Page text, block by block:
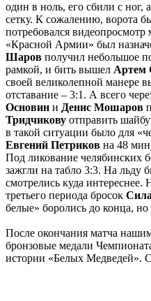
один в ноль, его сбили с ног,
сетку. К сожалению, ворота
потребовался видеопросмотр
«Красной Армии» был
Шаров получил небольшое
рамкой, и бить вышел Артем
своей великолепной манере
отставание – 3:1. А всего
Основин и Денис Мошаров
Тридчикову отправить
в такой ситуации было для
Евгений Петриков на 48
Под ликование челябинских
зажгли на табло 3:3. На льду
смотрелись куда
третьего периода бросок
белые» боролись до конца,
После окончания матча
бронзовые медали
истории «Белых Медведей».